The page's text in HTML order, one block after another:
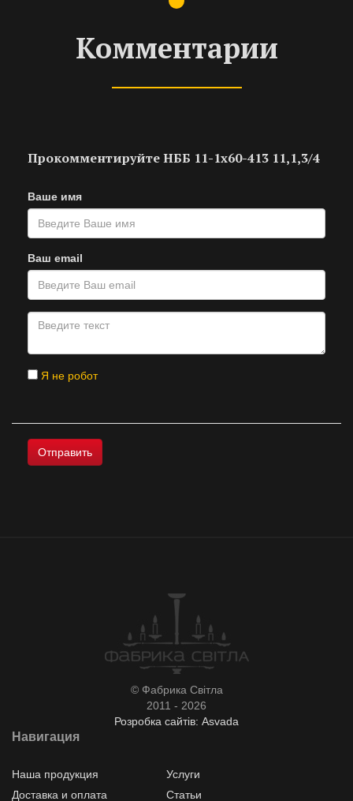
Комментарии
Прокомментируйте НББ 11-1х60-413 11,1,3/4
Ваше имя
Ваш email
Я не робот
© Фабрика Світла
2011 - 2026
Розробка сайтів: Asvada
Навигация
Наша продукция
Услуги
Доставка и оплата
Статьи